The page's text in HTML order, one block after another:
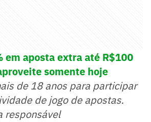
em aposta extra até R$100
somente hoje
de 18 anos para participar
de jogo de apostas.
responsável